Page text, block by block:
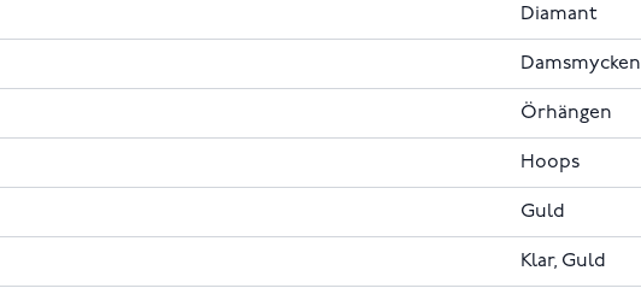
Diamant
Damsmycken
Örhängen
Hoops
Guld
Klar, Guld